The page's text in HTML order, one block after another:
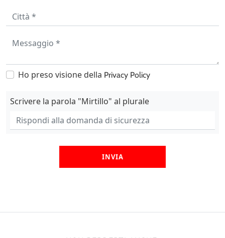
Ho preso visione della Privacy Policy
Scrivere la parola "Mirtillo" al plurale
INVIA